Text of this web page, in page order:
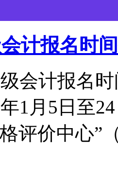
计报名时
会计报名
1月5日至
评价中心”